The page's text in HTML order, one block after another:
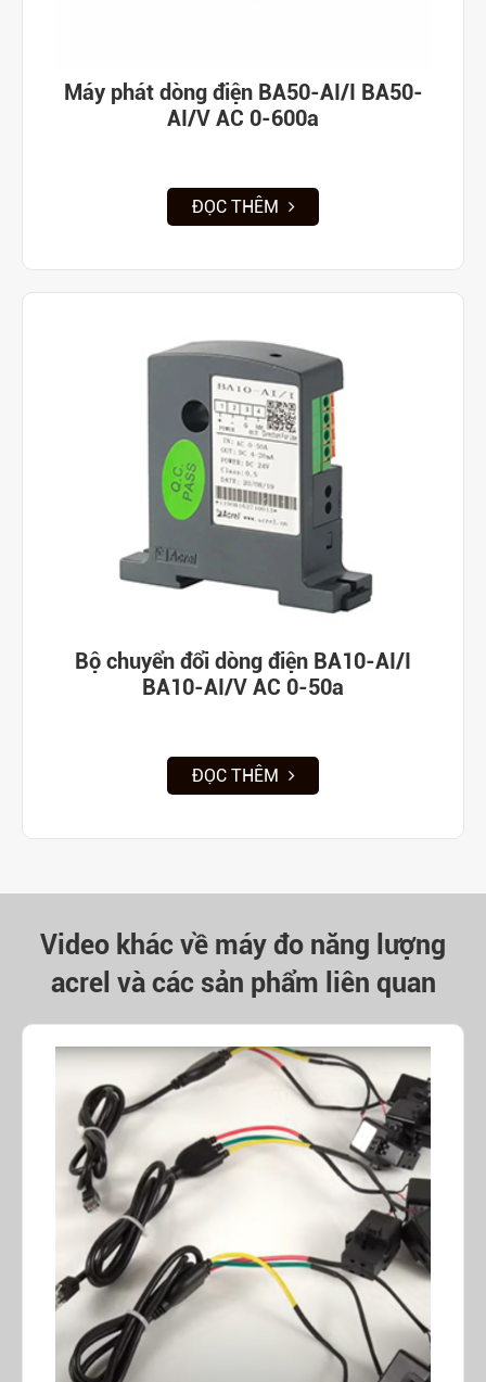
Máy phát dòng điện BA50-AI/I BA50-
AI/V AC 0-600a
ĐỌC THÊM
Bộ chuyển đổi dòng điện BA10-AI/I
BA10-AI/V AC 0-50a
ĐỌC THÊM
Video khác về máy đo năng lượng
acrel và các sản phẩm liên quan